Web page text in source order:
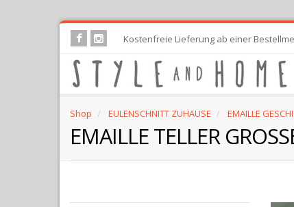
Skip
main
content
Kostenfreie Lieferung ab einer
Shop EULENSCHNITT ZUHAUSE EMAILLE
EMAILLE TELLER